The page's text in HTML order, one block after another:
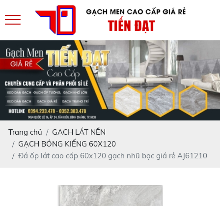
Trang chủ
GẠCH LÁT NỀN
GẠCH BÓNG KIẾNG 60X120
Đá ốp lát cao cấp 60x120 gạch nhũ bạc giá rẻ AJ61210